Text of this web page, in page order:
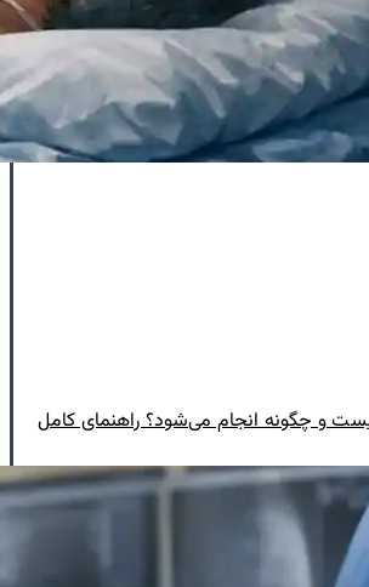
و چگونه انجام می‌شود؟ راهنمای کامل